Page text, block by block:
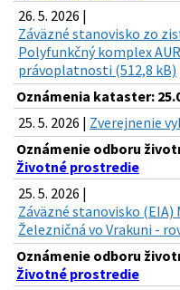
26. 5. 2026 |
Záväzné stanovisko zo
Polyfunkčný komplex
právoplatnosti (512,8 kB)
Oznámenia kataster:
25. 5. 2026 | Zverejnenie
Oznámenie odboru
Životné prostredie
25. 5. 2026 |
Záväzné stanovisko (EIA)
Železničná vo Vrakuni -
Oznámenie odboru
Životné prostredie